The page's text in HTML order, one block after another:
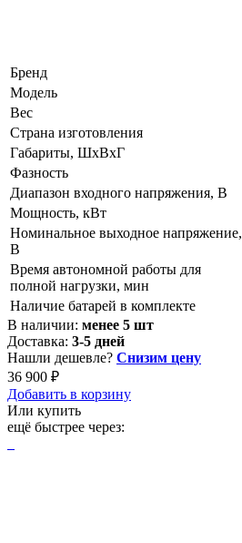
Бренд
Модель
Вес
Страна изготовления
Габариты, ШхВхГ
Фазность
Диапазон входного напряжения, В
Мощность, кВт
Номинальное выходное напряжение,
В
Время автономной работы для
полной нагрузки, мин
Наличие батарей в комплекте
В наличии: менее 5 шт
Доставка: 3-5 дней
Нашли дешевле? Снизим цену
36 900 ₽
Добавить в корзину
Или купить
ещё быстрее через: